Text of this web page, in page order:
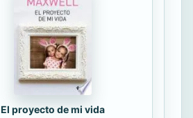
El proyecto de mi vida